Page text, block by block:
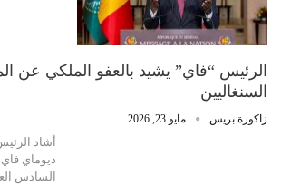
الرئيس “فاي” يشيد بالعفو الملكي عن
السنغاليين
زاكورة بريس مايو 23, 2026
أشاد
ديوماي
السادس